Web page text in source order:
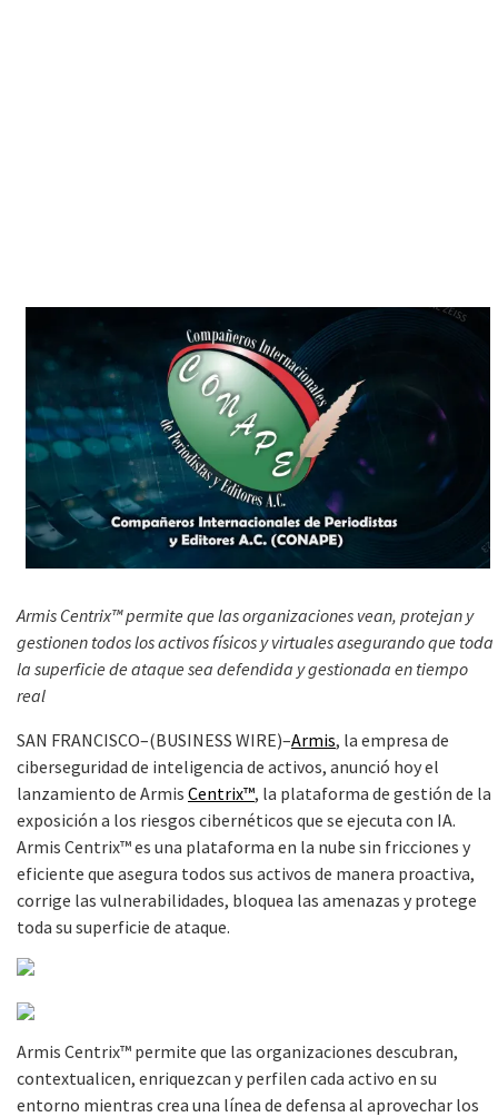
Armis Centrix™ permite que las organizaciones vean, protejan y
gestionen todos los activos físicos y virtuales asegurando que toda
la superficie de ataque sea defendida y gestionada en tiempo
real
SAN FRANCISCO–(BUSINESS WIRE)–Armis, la empresa de
ciberseguridad de inteligencia de activos, anunció hoy el
lanzamiento de Armis Centrix™, la plataforma de gestión de la
exposición a los riesgos cibernéticos que se ejecuta con IA.
Armis Centrix™ es una plataforma en la nube sin fricciones y
eficiente que asegura todos sus activos de manera proactiva,
corrige las vulnerabilidades, bloquea las amenazas y protege
toda su superficie de ataque.
Armis Centrix™ permite que las organizaciones descubran,
contextualicen, enriquezcan y perfilen cada activo en su
entorno mientras crea una línea de defensa al aprovechar los